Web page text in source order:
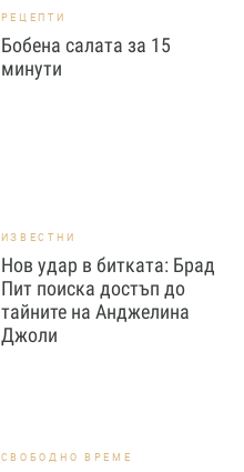
РЕЦЕПТИ
Бобена салата за 15
минути
ИЗВЕСТНИ
Нов удар в битката: Брад
Пит поиска достъп до
тайните на Анджелина
Джоли
СВОБОДНО ВРЕМЕ